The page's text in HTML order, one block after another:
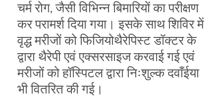
चर्म रोग, जैसी विभिन्न बिमारियों का परीक्षण
कर परामर्श दिया गया। इसके साथ शिविर में
वृद्ध मरीजों को फिजियोथैरेपिस्ट डॉक्टर के
द्वारा थैरेपी एवं एक्सरसाइज करवाई गई एवं
मरीजों को हॉस्पिटल द्वारा निःशुल्क दवाँईया
भी वितरित की गई।